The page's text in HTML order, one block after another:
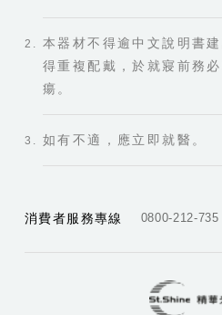
本器材不得逾中文說明書
得重複配戴，於就寢前務
瘍。
如有不適，應立即就醫。
消費者服務專線 0800-212-735